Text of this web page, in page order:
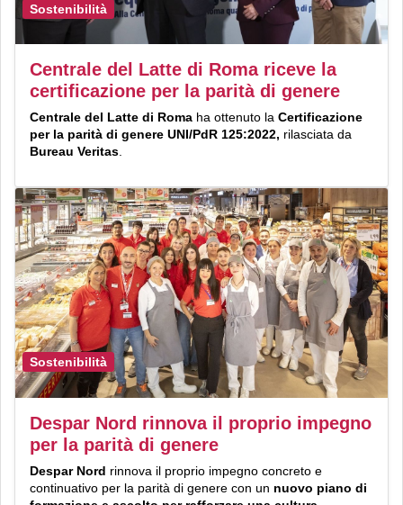
Sostenibilità
Centrale del Latte di Roma riceve la
certificazione per la parità di genere
Centrale del Latte di Roma ha ottenuto la Certificazione
per la parità di genere UNI/PdR 125:2022, rilasciata da
Bureau Veritas
Sostenibilità
Despar Nord rinnova il proprio impegno
per la parità di genere
Despar Nord rinnova il proprio impegno concreto e
continuativo per la parità di genere con un nuovo piano di